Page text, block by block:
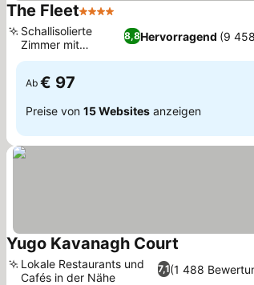
The Fleet4 Sterne
8,8Hervorragend (9
Schallisolierte
Zimmer mit
Stadtblick
Ab € 97
Preise von 15 Websites anzeigen
Yugo Kavanagh Court
7,1(1 488
Lokale Restaurants und
Cafés in der Nähe